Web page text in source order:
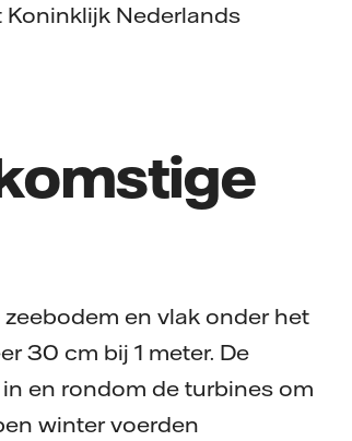
Nederlands
en vlak onder het
30 cm bij 1 meter. De
en rondom de turbines om
winter voerden